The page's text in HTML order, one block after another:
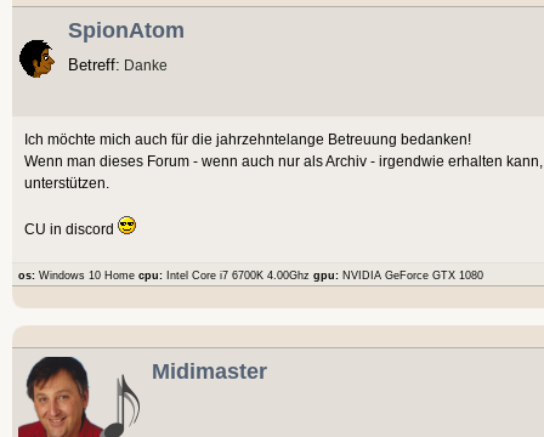
SpionAtom
Betreff: Danke
Ich möchte mich auch für die jahrzehntelange Betreuung bedanken!
Wenn man dieses Forum - wenn auch nur als Archiv - irgendwie erhalten
unterstützen.
CU in discord
os: Windows 10 Home cpu: Intel Core i7 6700K 4.00Ghz gpu: NVIDIA GeForce GTX 1080
Midimaster